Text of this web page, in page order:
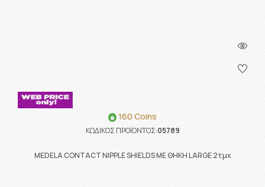
160 Coins
ΚΩΔΙΚΟΣ ΠΡΟΪΟΝΤΟΣ:05789
MEDELA CONTACT NIPPLE SHIELDS ΜΕ ΘΗΚΗ LARGE 2τμχ